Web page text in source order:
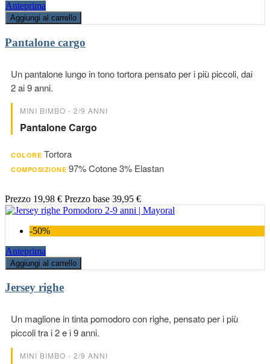
Anteprima
Aggiungi al carrello
Pantalone cargo
Un pantalone lungo in tono tortora pensato per i più piccoli, dai
2 ai 9 anni.
MINI BIMBO - 2/9 ANNI
Pantalone Cargo
COLORE Tortora
COMPOSIZIONE 97% Cotone 3% Elastan
Prezzo 19,98 € Prezzo base 39,95 €
-50%
Anteprima
Aggiungi al carrello
Jersey righe
Un maglione in tinta pomodoro con righe, pensato per i più
piccoli tra i 2 e i 9 anni.
MINI BIMBO - 2/9 ANNI